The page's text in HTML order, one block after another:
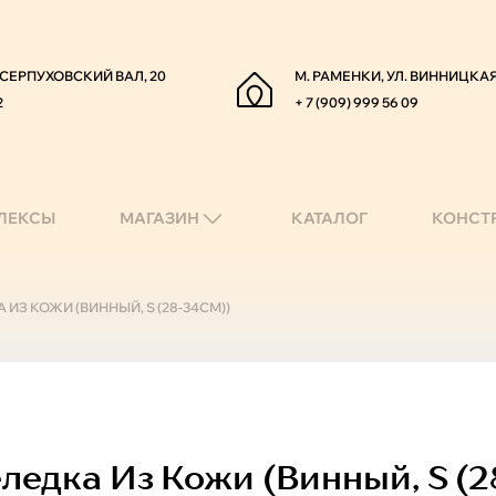
ВАЛ, 20
М. РАМЕНКИ, УЛ.
+ 7 (909) 999 56 09
МАГАЗИН КАТАЛОГ
ИЗ КОЖИ (ВИННЫЙ, S (28-34СМ))
Из Кожи (винный, S